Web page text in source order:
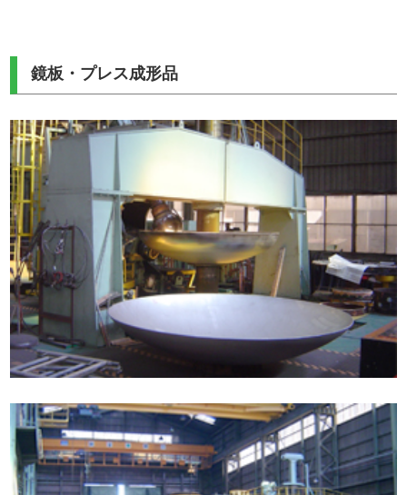
鏡板・プレス成形品